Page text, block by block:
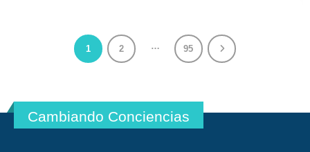
1 2 … 95
Cambiando Conciencias